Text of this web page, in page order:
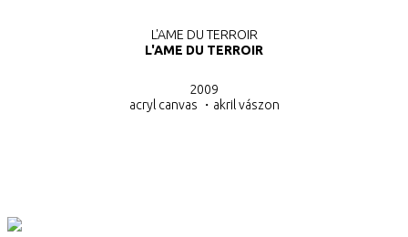
L'AME DU TERROIR
L'AME DU TERROIR
2009
acryl canvas ・ akril vászon